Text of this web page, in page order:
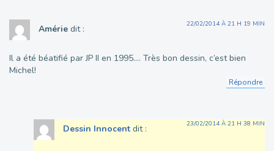
Amérie dit : 22/02/2014 À 21 H 19 MIN
Il a été béatifié par JP II en 1995…. Très bon dessin, c’est bien
Michel!
Répondre
Dessin Innocent dit : 23/02/2014 À 21 H 38 MIN